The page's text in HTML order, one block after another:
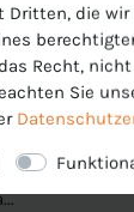
die
Recht,
Sie